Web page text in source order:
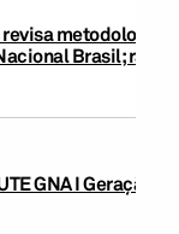
Brasil;
GNA I Geração